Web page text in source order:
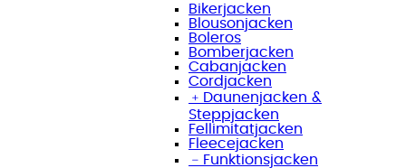
Bikerjacken
Blousonjacken
Boleros
Bomberjacken
Cabanjacken
Cordjacken
﹢ Daunenjacken &
Steppjacken
Fellimitatjacken
Fleecejacken
﹣ Funktionsjacken